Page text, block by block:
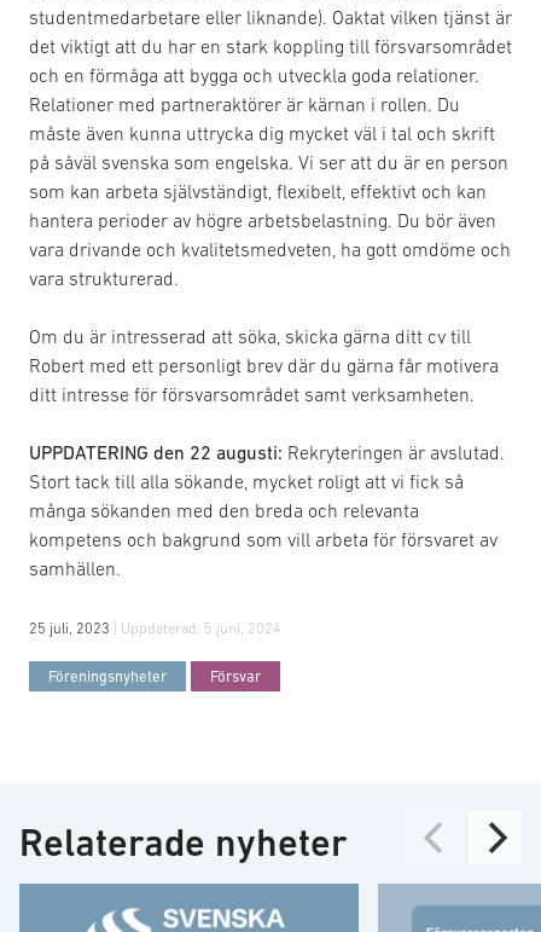
studentmedarbetare eller liknande). Oaktat vilken tjänst är
det viktigt att du har en stark koppling till försvarsområdet
och en förmåga att bygga och utveckla goda relationer.
Relationer med partneraktörer är kärnan i rollen. Du
måste även kunna uttrycka dig mycket väl i tal och skrift
på såväl svenska som engelska. Vi ser att du är en person
som kan arbeta självständigt, flexibelt, effektivt och kan
hantera perioder av högre arbetsbelastning. Du bör även
vara drivande och kvalitetsmedveten, ha gott omdöme och
vara strukturerad.
Om du är intresserad att söka, skicka gärna ditt cv till
Robert med ett personligt brev där du gärna får motivera
ditt intresse för försvarsområdet samt verksamheten.
UPPDATERING den 22 augusti: Rekryteringen är avslutad.
Stort tack till alla sökande, mycket roligt att vi fick så
många sökanden med den breda och relevanta
kompetens och bakgrund som vill arbeta för försvaret av
samhällen.
25 juli, 2023 | Uppdaterad: 5 juni, 2024
Föreningsnyheter Försvar
Relaterade nyheter